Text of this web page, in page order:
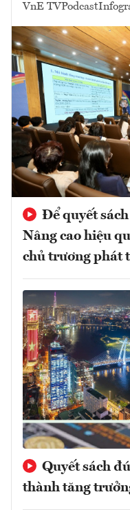
VnE TVPodcast
Để quyết
Nâng cao hiệu
chủ trương phát
Quyết sách
thành tăng